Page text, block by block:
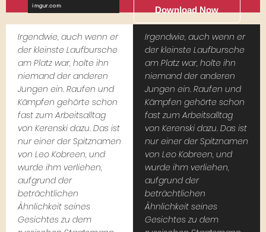
Download Now
Irgendwie, auch wenn er
der kleinste Laufbursche
am Platz war, holte ihn
niemand der anderen
Jungen ein. Raufen und
Kämpfen gehörte schon
fast zum Arbeitsalltag
von Kerenski dazu. Das ist
nur einer der Spitznamen
von Leo Kobreen, und
wurde ihm verliehen,
aufgrund der
beträchtlichen
Ähnlichkeit seines
Gesichtes zu dem
Irgendwie, auch wenn er
der kleinste Laufbursche
am Platz war, holte ihn
niemand der anderen
Jungen ein. Raufen und
Kämpfen gehörte schon
fast zum Arbeitsalltag
von Kerenski dazu. Das ist
nur einer der Spitznamen
von Leo Kobreen, und
wurde ihm verliehen,
aufgrund der
beträchtlichen
Ähnlichkeit seines
Gesichtes zu dem